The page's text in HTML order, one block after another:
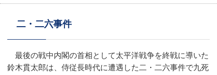
二・二六事件
最後の戦中内閣の首相として太平洋戦争を終戦に導いた
鈴木貫太郎は、侍従長時代に遭遇した二・二六事件で九死